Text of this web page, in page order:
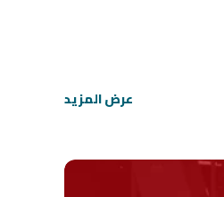
عرض المزيد